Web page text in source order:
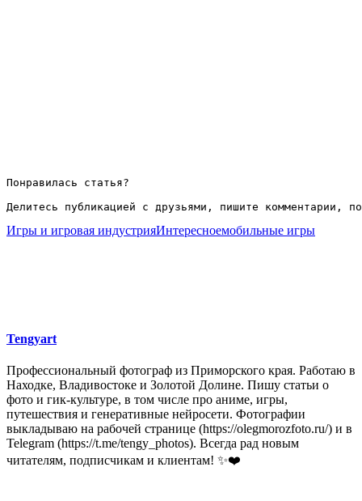
Понравилась статья?
Делитесь публикацией с друзьями, пишите комментарии,
Игры и игровая индустрияИнтересноемобильные игры
Tengyart
Профессиональный фотограф из Приморского края. Работаю в
Находке, Владивостоке и Золотой Долине. Пишу статьи о
фото и гик-культуре, в том числе про аниме, игры,
путешествия и генеративные нейросети. Фотографии
выкладываю на рабочей странице (https://olegmorozfoto.ru/) и в
Telegram (https://t.me/tengy_photos). Всегда рад новым
читателям, подписчикам и клиентам! ✨❤️